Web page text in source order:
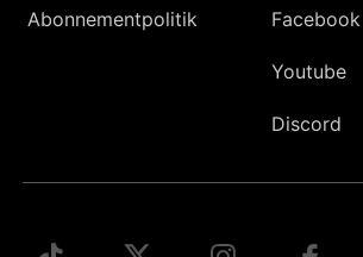
Abonnementpolitik Facebook
Youtube
Discord